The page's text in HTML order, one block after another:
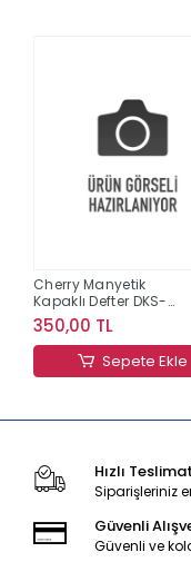
Cherry Manyetik
Kapaklı Defter DKS-
3001-4
350,00 TL
Sepete Ekle
Hızlı Teslimat
Siparişleriniz
Güvenli
Güvenli ve